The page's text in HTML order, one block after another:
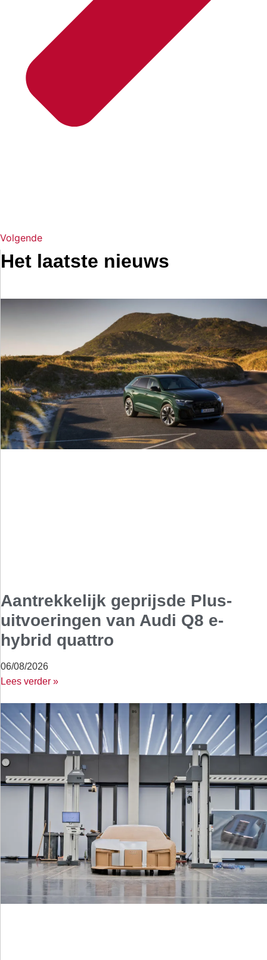
Volgende
Het laatste nieuws
Aantrekkelijk geprijsde Plus-
uitvoeringen van Audi Q8 e-
hybrid quattro
06/08/2026
Lees verder »